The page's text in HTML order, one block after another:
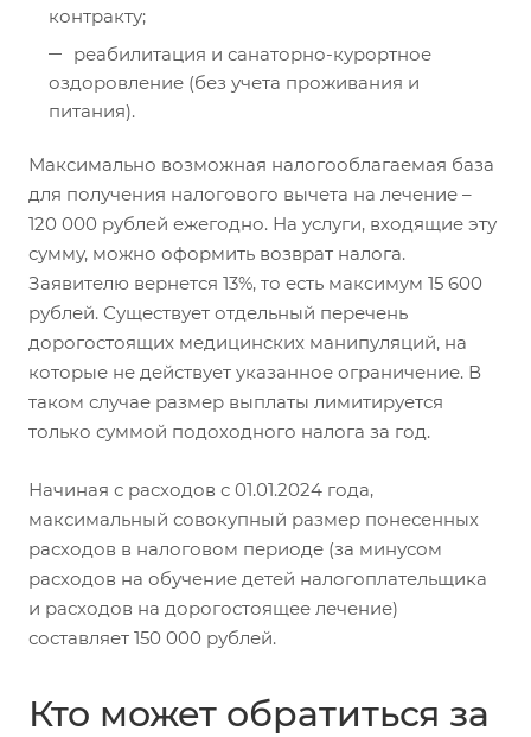
контракту;
реабилитация и санаторно-курортное
оздоровление (без учета проживания и
питания).
Максимально возможная налогооблагаемая база
для получения налогового вычета на лечение –
120 000 рублей ежегодно. На услуги, входящие эту
сумму, можно оформить возврат налога.
Заявителю вернется 13%, то есть максимум 15 600
рублей. Существует отдельный перечень
дорогостоящих медицинских манипуляций, на
которые не действует указанное ограничение. В
таком случае размер выплаты лимитируется
только суммой подоходного налога за год.
Начиная с расходов с 01.01.2024 года,
максимальный совокупный размер понесенных
расходов в налоговом периоде (за минусом
расходов на обучение детей налогоплательщика
и расходов на дорогостоящее лечение)
составляет 150 000 рублей.
Кто может обратиться за